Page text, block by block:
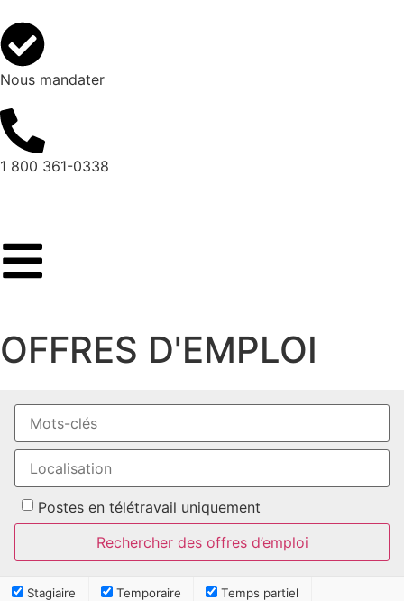
Nous mandater
1 800 361-0338
OFFRES D'EMPLOI
Postes en télétravail uniquement
Stagiaire Temporaire Temps partiel